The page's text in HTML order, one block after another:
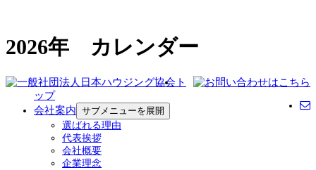
2026年 カレンダー
ト
ップ
会社案内 サブメニューを展開
選ばれる理由
代表挨拶
会社概要
企業理念